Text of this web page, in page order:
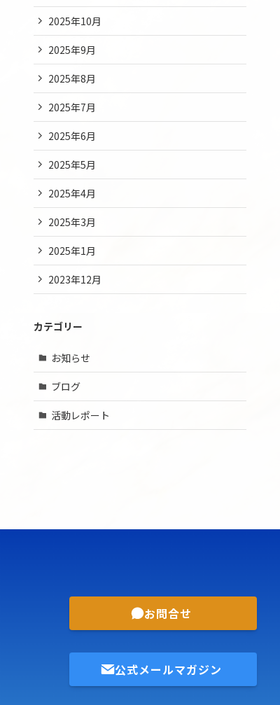
2025年10月
2025年9月
2025年8月
2025年7月
2025年6月
2025年5月
2025年4月
2025年3月
2025年1月
2023年12月
カテゴリー
お知らせ
ブログ
活動レポート
お問合せ
公式メールマガジン